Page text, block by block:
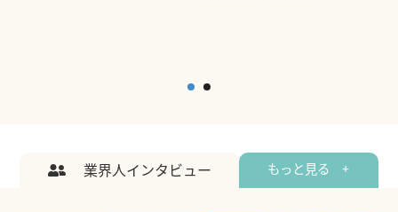
業界人インタビュー もっと見る +